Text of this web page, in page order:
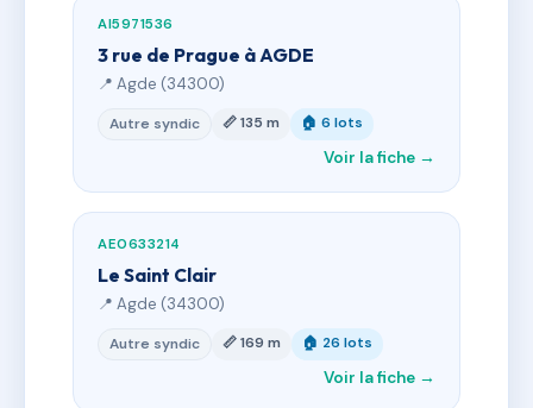
AI5971536
3 rue de Prague à AGDE
📍 Agde (34300)
Autre syndic 📏 135 m 🏠 6 lots
Voir la fiche →
AE0633214
Le Saint Clair
📍 Agde (34300)
Autre syndic 📏 169 m 🏠 26 lots
Voir la fiche →